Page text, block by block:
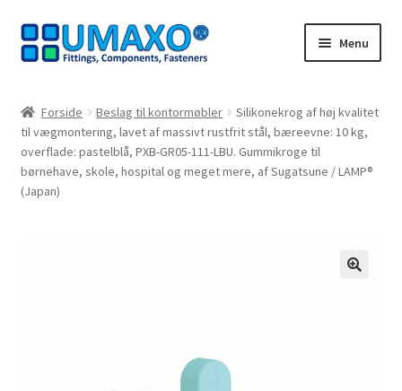
Spring
til
Spring
til
Menu
Afbestillingsregler
AGB
Forside Beslag til kontormøbler
Silikonekrog af høj kvalitet
til vægmontering, lavet af massivt rustfrit stål, bæreevne: 10 kg,
overflade: pastelblå, PXB-GR05-111-LBU. Gummikroge til
børnehave, skole, hospital og meget mere, af Sugatsune / LAMP®
(Japan)